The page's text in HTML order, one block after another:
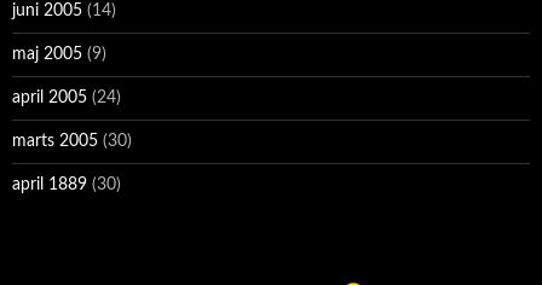
juni 2005 (14)
maj 2005 (9)
april 2005 (24)
marts 2005 (30)
april 1889 (30)